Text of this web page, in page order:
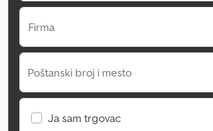
Firma
Poštanski broj i mesto
Ja sam trgovac